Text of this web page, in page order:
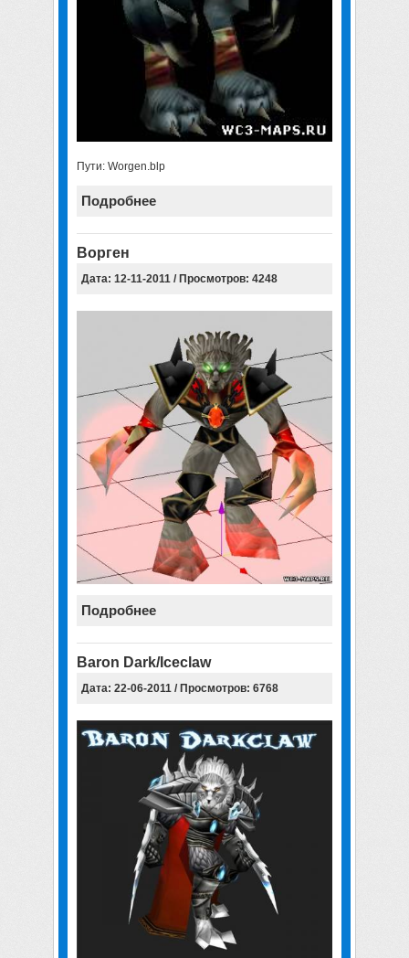
Пути: Worgen.blp
Подробнее
Ворген
Дата: 12-11-2011 / Просмотров: 4248
Подробнее
Baron Dark/Iceclaw
Дата: 22-06-2011 / Просмотров: 6768